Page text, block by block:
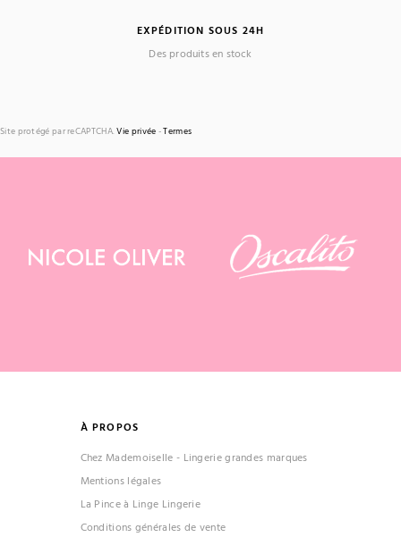
EXPÉDITION SOUS 24H
Des produits en stock
Site protégé par reCAPTCHA.Vie privée -Termes
À PROPOS
Chez Mademoiselle - Lingerie grandes marques
Mentions légales
La Pince à Linge Lingerie
Conditions générales de vente